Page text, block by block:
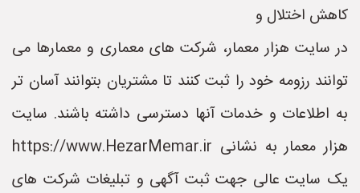
کاهش اختلال و
در سایت هزار معمار، شرکت های معماری و معمارها می
توانند رزومه خود را ثبت کنند تا مشتریان بتوانند آسان تر
به اطلاعات و خدمات آنها دسترسی داشته باشند. سایت
هزار معمار به نشانی https://www.HezarMemar.ir
یک سایت عالی جهت ثبت آگهی و تبلیغات شرکت های